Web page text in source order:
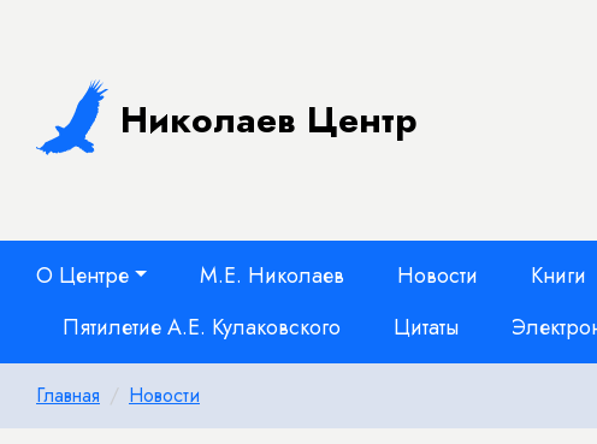
Николаев Центр
О Центре М.Е. Николаев Новости Книги
Пятилетие А.Е. Кулаковского
Цитаты
Главная Новости